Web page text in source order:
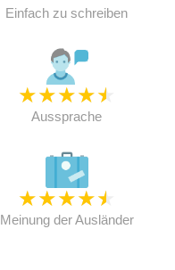
Einfach zu schreiben
★★★★★
Aussprache
★★★★★
Meinung der Ausländer